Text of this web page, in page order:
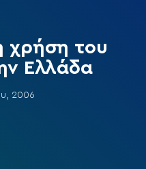
χρήση του
Ελλάδα
2006